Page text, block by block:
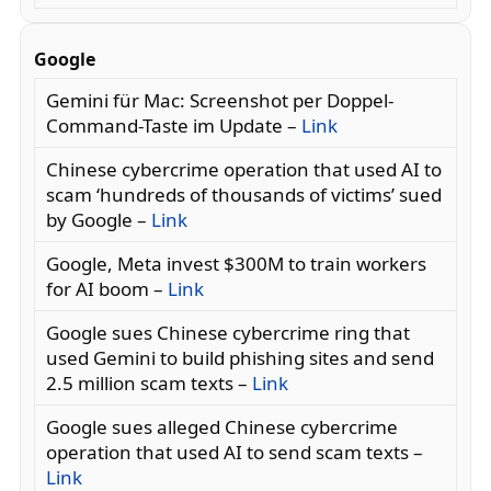
Google
Gemini für Mac: Screenshot per Doppel-
Command-Taste im Update – Link
Chinese cybercrime operation that used AI to
scam ‘hundreds of thousands of victims’ sued
by Google – Link
Google, Meta invest $300M to train workers
for AI boom – Link
Google sues Chinese cybercrime ring that
used Gemini to build phishing sites and send
2.5 million scam texts – Link
Google sues alleged Chinese cybercrime
operation that used AI to send scam texts –
Link